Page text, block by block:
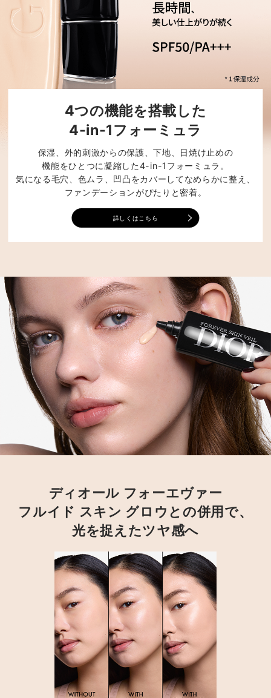
4つの機能を搭載した
4-in-1フォーミュラ
保湿、外的刺激からの保護、下地、日焼け止めの
機能をひとつに凝縮した4-in-1フォーミュラ。
気になる毛穴、色ムラ、凹凸をカバーしてなめらかに整え、
ファンデーションがぴたりと密着。
詳しくはこちら
ディオール フォーエヴァー
フルイド スキン グロウとの併用で、
光を捉えたツヤ感へ